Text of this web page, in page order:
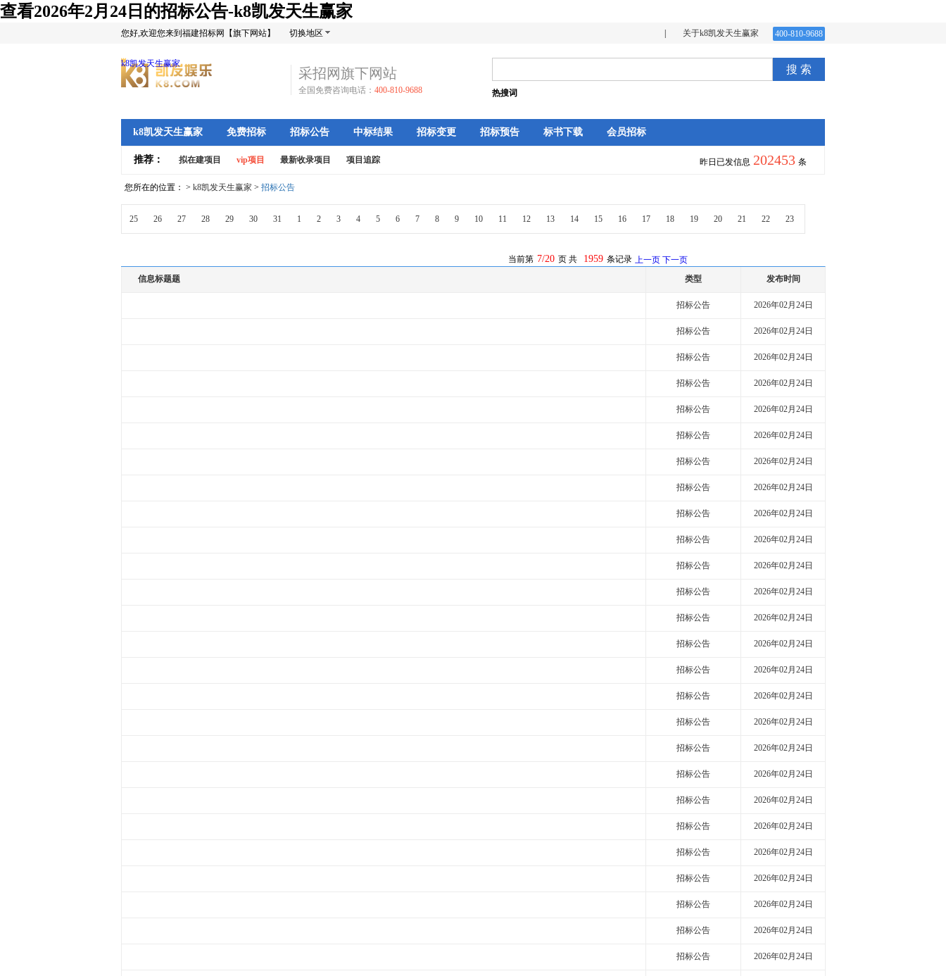
查看2026年2月24日的招标公告-k8凯发天生赢家
您好,欢迎您来到福建招标网【旗下网站】 切换地区 关于k8凯发天生赢家 400-810-9688
k8凯发天生赢家
采招网旗下网站
全国免费咨询电话： 400-810-9688
搜 索
热搜词
k8凯发天生赢家 免费招标 招标公告 中标结果 招标变更 招标预告 标书下载 会员招标
推荐： 拟在建项目 vip项目 最新收录项目 项目追踪 昨日已发信息 202453 条
您所在的位置： > k8凯发天生赢家 > 招标公告
25 26 27 28 29 30 31 1 2 3 4 5 6 7 8 9 10 11 12 13 14 15 16 17 18 19 20 21 22 23
当前第 7/20 页 共 1959 条记录 上一页 下一页
信息标题题
类型 发布时间
招标公告 2026年02月24日
招标公告 2026年02月24日
招标公告 2026年02月24日
招标公告 2026年02月24日
招标公告 2026年02月24日
招标公告 2026年02月24日
招标公告 2026年02月24日
招标公告 2026年02月24日
招标公告 2026年02月24日
招标公告 2026年02月24日
招标公告 2026年02月24日
招标公告 2026年02月24日
招标公告 2026年02月24日
招标公告 2026年02月24日
招标公告 2026年02月24日
招标公告 2026年02月24日
招标公告 2026年02月24日
招标公告 2026年02月24日
招标公告 2026年02月24日
招标公告 2026年02月24日
招标公告 2026年02月24日
招标公告 2026年02月24日
招标公告 2026年02月24日
招标公告 2026年02月24日
招标公告 2026年02月24日
招标公告 2026年02月24日